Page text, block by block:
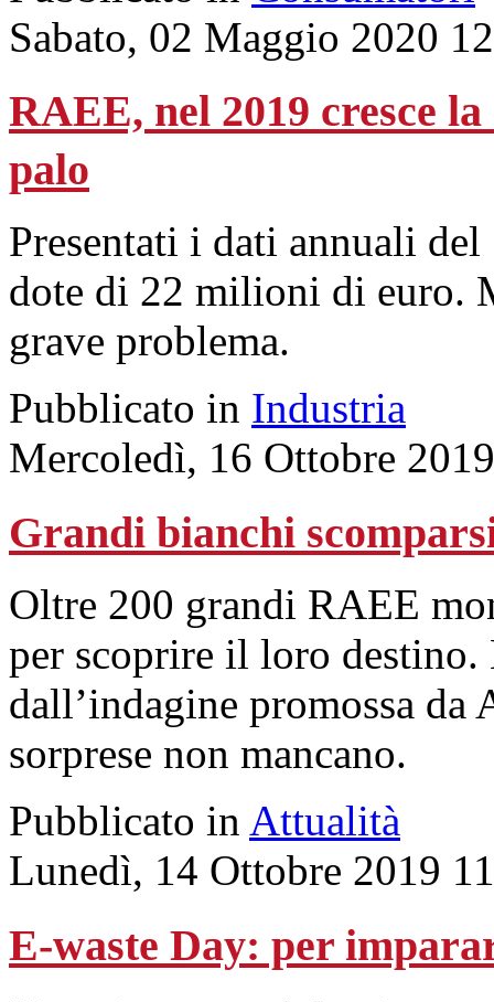
Sabato, 02 Maggio 2020
RAEE, nel 2019 cresce
palo
Presentati i dati annuali
dote di 22 milioni di euro.
grave problema.
Pubblicato in Industria
Mercoledì, 16 Ottobre
Grandi bianchi
Oltre 200 grandi RAEE
per scoprire il loro
dall’indagine promossa
sorprese non mancano.
Pubblicato in Attualità
Lunedì, 14 Ottobre 2019
E-waste Day: per